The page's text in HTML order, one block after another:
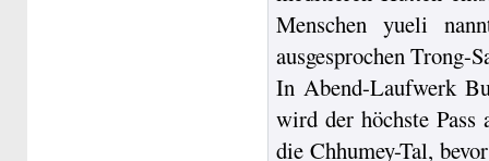
Menschen yueli
ausgesprochen Trong-
In Abend-Laufwerk
wird der höchste
die Chhumey-Tal,